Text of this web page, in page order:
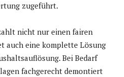
zugeführt.
nicht nur einen fairen
auch eine komplette Lösung
Bei Bedarf
fachgerecht demontiert